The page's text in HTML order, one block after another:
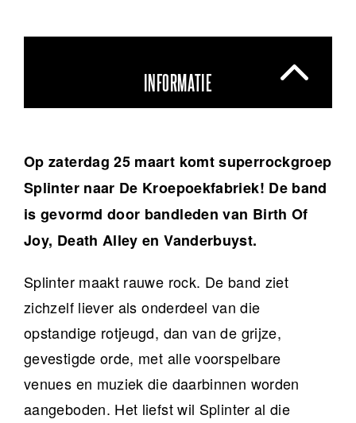
INFORMATIE
Op zaterdag 25 maart komt superrockgroep
Splinter naar De Kroepoekfabriek! De band
is gevormd door bandleden van Birth Of
Joy, Death Alley en Vanderbuyst.
Splinter maakt rauwe rock. De band ziet
zichzelf liever als onderdeel van die
opstandige rotjeugd, dan van de grijze,
gevestigde orde, met alle voorspelbare
venues en muziek die daarbinnen worden
aangeboden. Het liefst wil Splinter al die